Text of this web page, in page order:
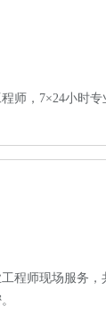
师，7×24小时
程师现场服务，